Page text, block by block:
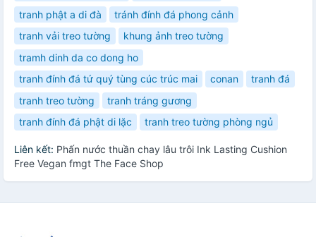
tranh phật a di đà
tránh đính đá phong cảnh
tranh vải treo tường
khung ảnh treo tường
tramh dinh da co dong ho
tranh đính đá tứ quý tùng cúc trúc mai
conan
tranh đá
tranh treo tường
tranh tráng gương
tranh đính đá phật di lặc
tranh treo tường phòng ngủ
Liên kết: Phấn nước thuần chay lâu trôi Ink Lasting Cushion
Free Vegan fmgt The Face Shop